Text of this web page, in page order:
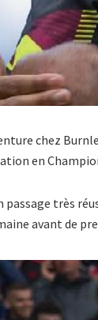
chez
en
très
avant de